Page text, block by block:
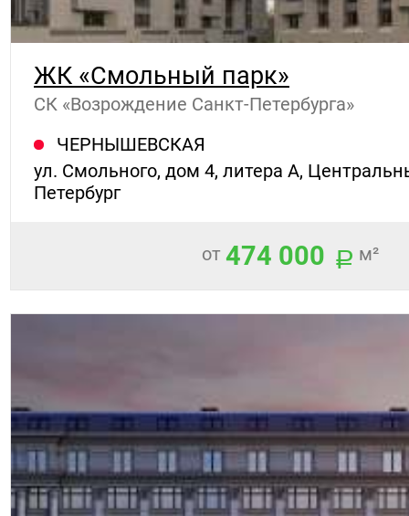
ЖК «Смольный парк»
СК «Возрождение Санкт-Петербурга»
ЧЕРНЫШЕВСКАЯ
ул. Смольного, дом 4, литера А,
Петербург
от 474 000 м²